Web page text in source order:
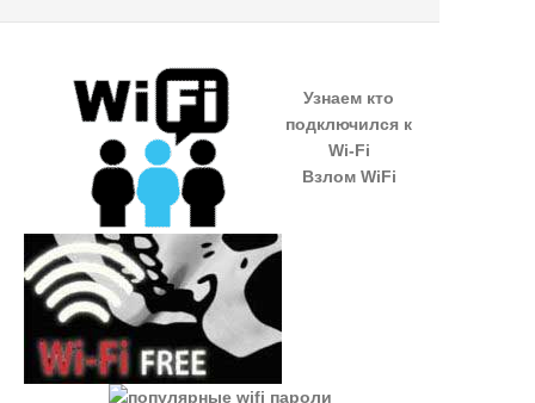
Узнаем кто
подключился к
Wi-Fi
Взлом WiFi